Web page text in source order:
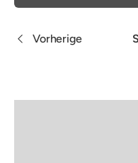
Vorherige